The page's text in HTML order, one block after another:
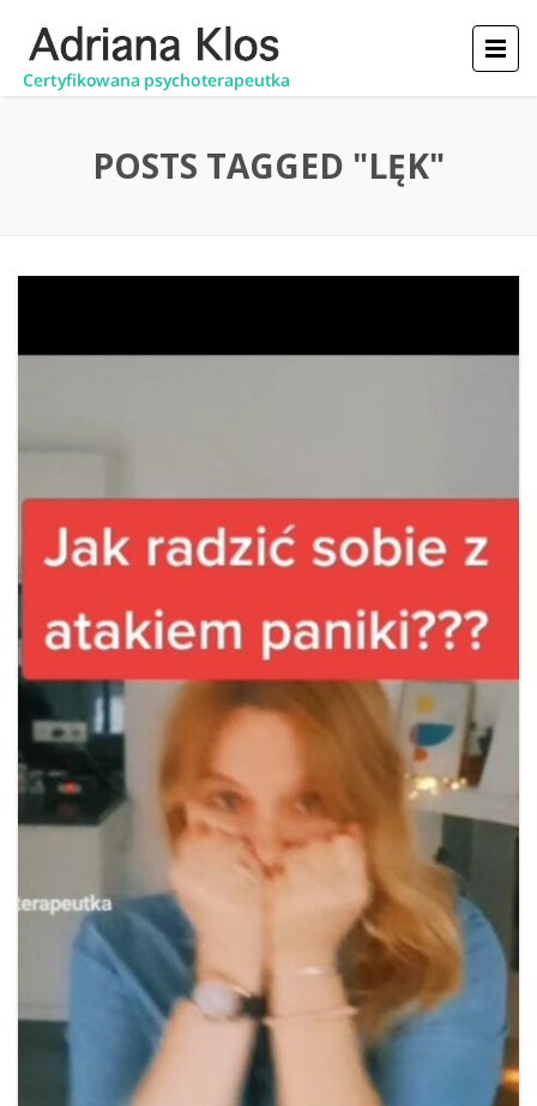
POSTS TAGGED "LĘK"